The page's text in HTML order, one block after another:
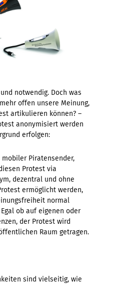
notwendig. Doch was
offen unsere Meinung,
artikulieren können? –
anonymisiert werden
erfolgen:
mobiler Piratensender,
Protest via
dezentral und ohne
ermöglicht werden,
normal
ob auf eigenen oder
der Protest wird
Raum getragen.
sind vielseitig, wie